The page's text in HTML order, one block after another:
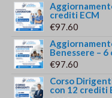
crediti ECM
€97.60
Benessere –
€97.60
Corso
con 12 crediti